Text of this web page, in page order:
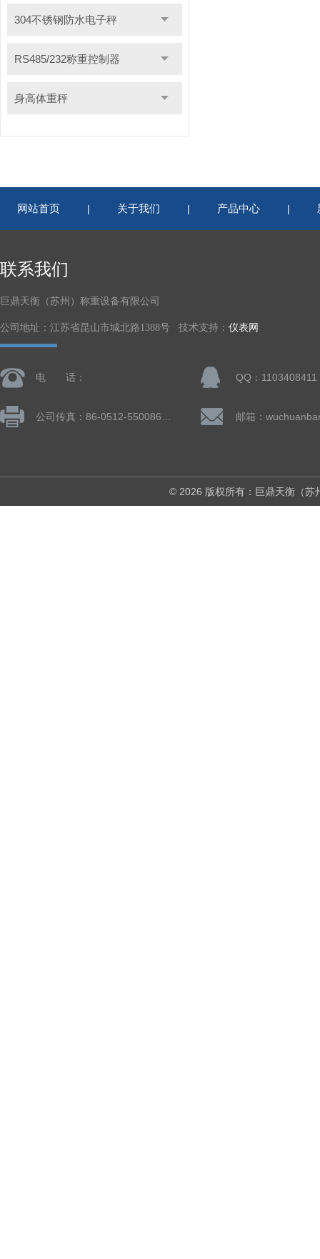
304不锈钢防水电子秤
RS485/232称重控制器
身高体重秤
网站首页 | 关于我们 | 产品中心 |
联系我们
巨鼎天衡（苏州）称重设备有限公司
公司地址：江苏省昆山市城北路1388号 技术支持： 仪表网
电 话： QQ：1103408411
© 2026 版权所有：巨鼎天衡（